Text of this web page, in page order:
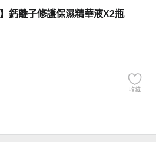
鈣離子修護保濕精華液X2瓶
收藏